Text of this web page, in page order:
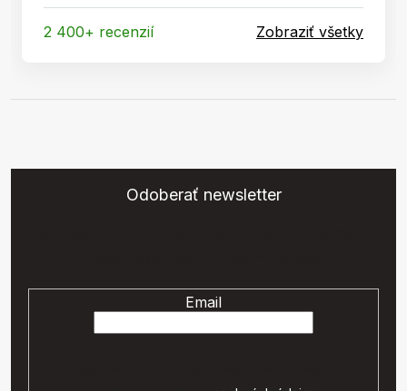
2 400+ recenzií Zobraziť všetky
Odoberať newsletter
Email